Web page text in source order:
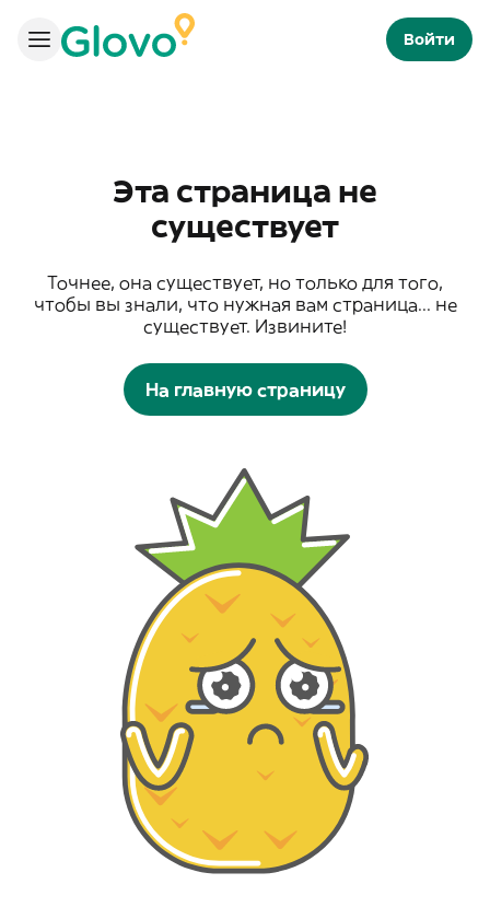
Войти
Эта страница не
существует
Точнее, она существует, но только для того,
чтобы вы знали, что нужная вам страница... не
существует. Извините!
На главную страницу